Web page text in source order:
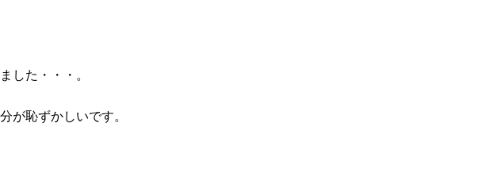
ました・・・。
分が恥ずかしいです。